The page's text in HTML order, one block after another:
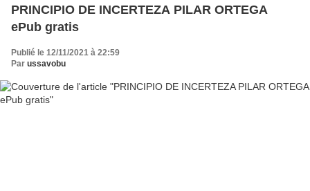
PRINCIPIO DE INCERTEZA PILAR ORTEGA
ePub gratis
Publié le 12/11/2021 à 22:59
Par ussavobu